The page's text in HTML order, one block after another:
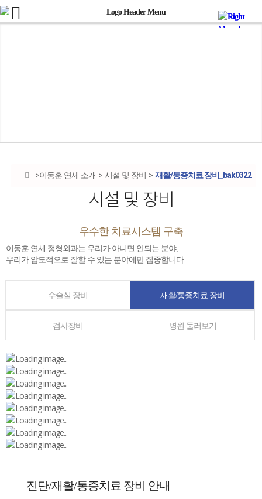
이동훈 연세 소개 시설 및 장비 재활/통증치료 장비_bak0322
시설 및 장비
우수한 치료시스템 구축
이동훈 연세 정형외과는 우리가 아니면 안되는 분야,
우리가 압도적으로 잘할 수 있는 분야에만 집중합니다.
수술실 장비 재활/통증치료 장비
검사장비 병원 둘러보기
진단/재활/통증치료 장비 안내